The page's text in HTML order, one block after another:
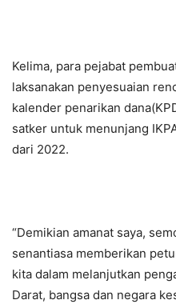
Kelima, para pejabat
laksanakan penyesuaian
kalender penarikan
satker untuk menunjang
dari 2022.
“Demikian amanat saya,
senantiasa memberikan
kita dalam melanjutkan
Darat, bangsa dan negara